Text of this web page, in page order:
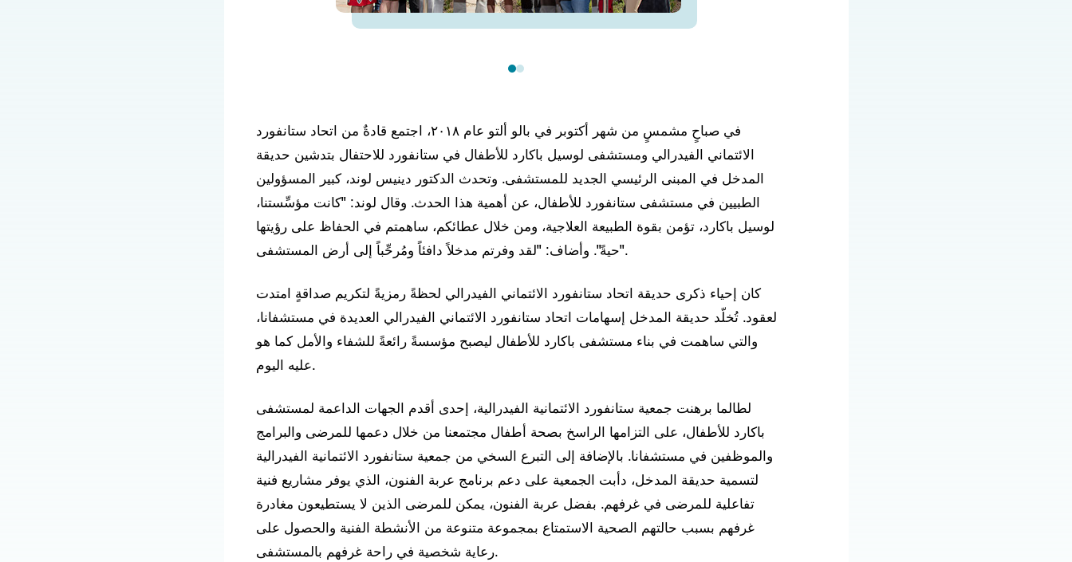
في صباحٍ مشمسٍ من شهر أكتوبر في بالو ألتو عام ٢٠١٨، اجتمع قادةٌ من اتحاد ستانفورد
الائتماني الفيدرالي ومستشفى لوسيل باكارد للأطفال في ستانفورد للاحتفال بتدشين حديقة
المدخل في المبنى الرئيسي الجديد للمستشفى. وتحدث الدكتور دينيس لوند، كبير المسؤولين
الطبيين في مستشفى ستانفورد للأطفال، عن أهمية هذا الحدث. وقال لوند: "كانت مؤسِّستنا،
لوسيل باكارد، تؤمن بقوة الطبيعة العلاجية، ومن خلال عطائكم، ساهمتم في الحفاظ على رؤيتها
حيةً". وأضاف: "لقد وفرتم مدخلاً دافئاً ومُرحِّباً إلى أرض المستشفى".
كان إحياء ذكرى حديقة اتحاد ستانفورد الائتماني الفيدرالي لحظةً رمزيةً لتكريم صداقةٍ امتدت
لعقود. تُخلّد حديقة المدخل إسهامات اتحاد ستانفورد الائتماني الفيدرالي العديدة في مستشفانا،
والتي ساهمت في بناء مستشفى باكارد للأطفال ليصبح مؤسسةً رائعةً للشفاء والأمل كما هو
عليه اليوم.
لطالما برهنت جمعية ستانفورد الائتمانية الفيدرالية، إحدى أقدم الجهات الداعمة لمستشفى
باكارد للأطفال، على التزامها الراسخ بصحة أطفال مجتمعنا من خلال دعمها للمرضى والبرامج
والموظفين في مستشفانا. بالإضافة إلى التبرع السخي من جمعية ستانفورد الائتمانية الفيدرالية
لتسمية حديقة المدخل، دأبت الجمعية على دعم برنامج عربة الفنون، الذي يوفر مشاريع فنية
تفاعلية للمرضى في غرفهم. بفضل عربة الفنون، يمكن للمرضى الذين لا يستطيعون مغادرة
غرفهم بسبب حالتهم الصحية الاستمتاع بمجموعة متنوعة من الأنشطة الفنية والحصول على
رعاية شخصية في راحة غرفهم بالمستشفى.